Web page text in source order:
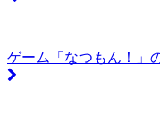
ゲーム「なつもん！」